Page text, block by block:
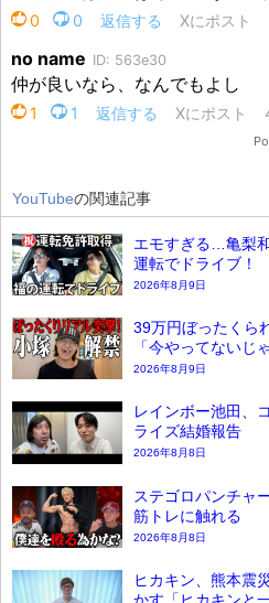
YouTubeの関連記事
エモすぎる…亀梨
運転でドライブ！
2026年8月9日
39万円ぼったくら
「今やってないじ
2026年8月9日
レインボー池田、
ライズ結婚報告
2026年8月8日
ステゴロパンチャ
筋トレに触れる
2026年8月8日
ヒカキン、熊本震
かす「ヒカキンと